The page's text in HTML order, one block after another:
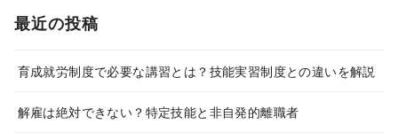
最近の投稿
育成就労制度で必要な講習とは？技能実習制度との違いを解説
解雇は絶対できない？特定技能と非自発的離職者